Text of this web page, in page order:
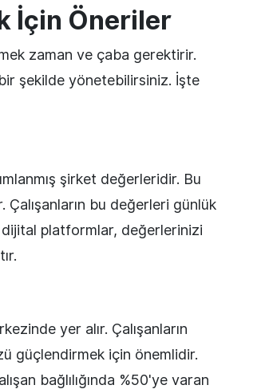
İçin Öneriler
zaman ve çaba gerektirir.
şekilde yönetebilirsiniz. İşte
şirket değerleridir. Bu
Çalışanların bu değerleri günlük
platformlar, değerlerinizi
yer alır. Çalışanların
güçlendirmek için önemlidir.
bağlılığında %50'ye varan